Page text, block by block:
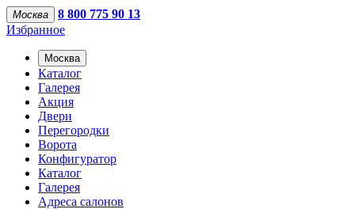
Москва
8 800 775 90 13
Избранное
Москва
Каталог
Галерея
Акция
Двери
Перегородки
Ворота
Конфигуратор
Каталог
Галерея
Адреса салонов